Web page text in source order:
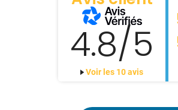
4.8/5
Voir les 10 avis